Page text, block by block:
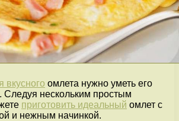
вкусного омлета нужно уметь его
Следуя нескольким простым
приготовить идеальный омлет с
и нежным начинкой.